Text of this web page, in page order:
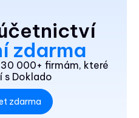
zdarma
000+ firmám, které
s Doklado
zdarma